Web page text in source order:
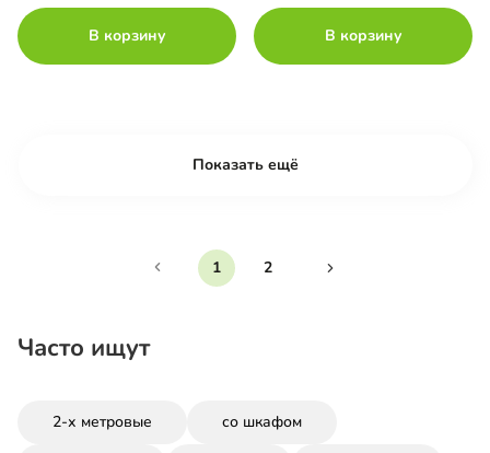
В корзину В корзину
Показать ещё
1 2
Часто ищут
2-х метровые со шкафом